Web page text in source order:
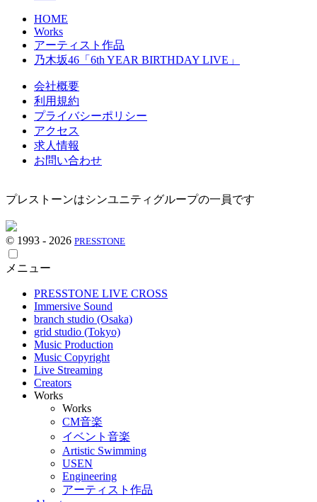
HOME
Works
アーティスト作品
乃木坂46「6th YEAR BIRTHDAY LIVE」
会社概要
利用規約
プライバシーポリシー
アクセス
求人情報
お問い合わせ
プレストーンはシンユニティグループの一員です
© 1993 - 2026 PRESSTONE
メニュー
PRESSTONE LIVE CROSS
Immersive Sound
branch studio (Osaka)
grid studio (Tokyo)
Music Production
Music Copyright
Live Streaming
Creators
Works
Works
CM音楽
イベント音楽
Artistic Swimming
USEN
Engineering
アーティスト作品